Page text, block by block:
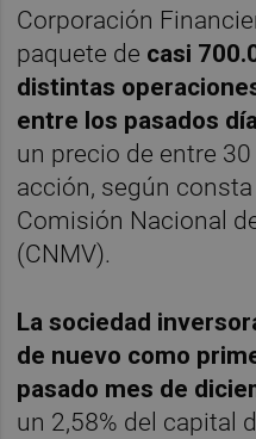
Corporación
paquete de casi
distintas
entre los pasados
un precio de entre
acción, según
Comisión Nacional
(CNMV).
La sociedad
de nuevo como
pasado mes de
un 2,58% del capital